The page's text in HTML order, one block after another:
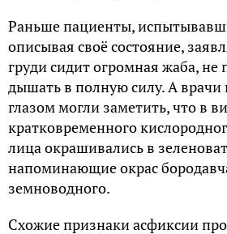
Раньше пациенты,
описывая своё состояние,
груди сидит огромная жаба,
дышать в полную силу. А
глазом могли заметить, что в
кратковременного
лица окрашивались в
напоминающие окрас
земноводного.
Схожие признаки асфиксии